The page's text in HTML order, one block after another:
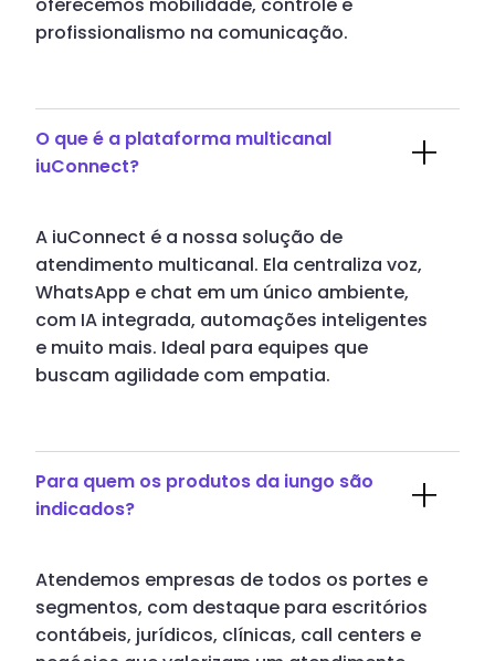
profissionalismo na comunicação.
O que é a plataforma multicanal
iuConnect?
A iuConnect é a nossa solução de
atendimento multicanal. Ela centraliza voz,
WhatsApp e chat em um único ambiente,
com IA integrada, automações inteligentes
e muito mais. Ideal para equipes que
buscam agilidade com empatia.
Para quem os produtos da iungo são
indicados?
Atendemos empresas de todos os portes e
segmentos, com destaque para escritórios
contábeis, jurídicos, clínicas, call centers e